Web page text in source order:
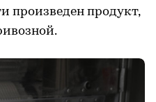
произведен продукт,